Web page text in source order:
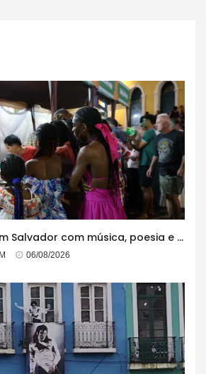
Flipelô começa em Salvador com música, poesia e grande participação
06/08/2026